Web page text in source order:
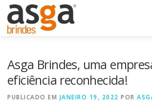
Asga Brindes, uma
eficiência reconhecida!
PUBLICADO EM JANEIRO 19, 2022 POR